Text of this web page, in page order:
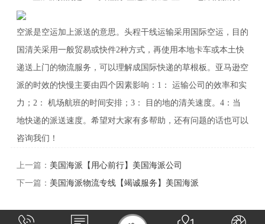
空派是空运加上派送的意思。头程干线运输采用国际空运，目的
国清关采用一般贸易或快件2种方式，再使用本地卡车或本土快
递送上门的物流服务，可以理解成国际快递的草根板。亚马逊空
派的时效的快慢主要由四个因素影响：1： 运输公司的效率和实
力；2： 机场航班的时间安排；3： 目的地的清关速度。4：当
地快递的派送速度。希望对大家有多帮助，还有问题的话也可以
咨询我们！
上一篇： 美国海派【用心前行】美国海派公司
下一篇： 美国海派物流专线【竭诚服务】美国海派